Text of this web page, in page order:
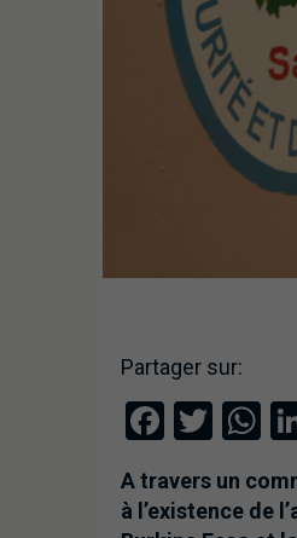
Partager sur:
A travers un
à l’existence de